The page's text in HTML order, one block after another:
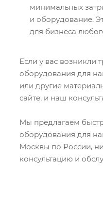
минимальных
и оборудование.
для бизнеса
Если у вас возникли
оборудования для
или другие
сайте, и наш
Мы предлагаем
оборудования для
Москвы по России,
консультацию и